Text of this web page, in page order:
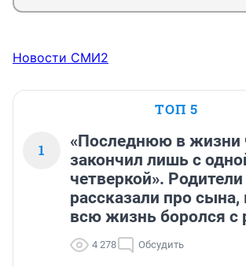
Новости СМИ2
ТОП 5
1
«Последнюю в жизни
закончил лишь с
четверкой». Родители
рассказали про
всю жизнь боролся с
4 278 Обсудить